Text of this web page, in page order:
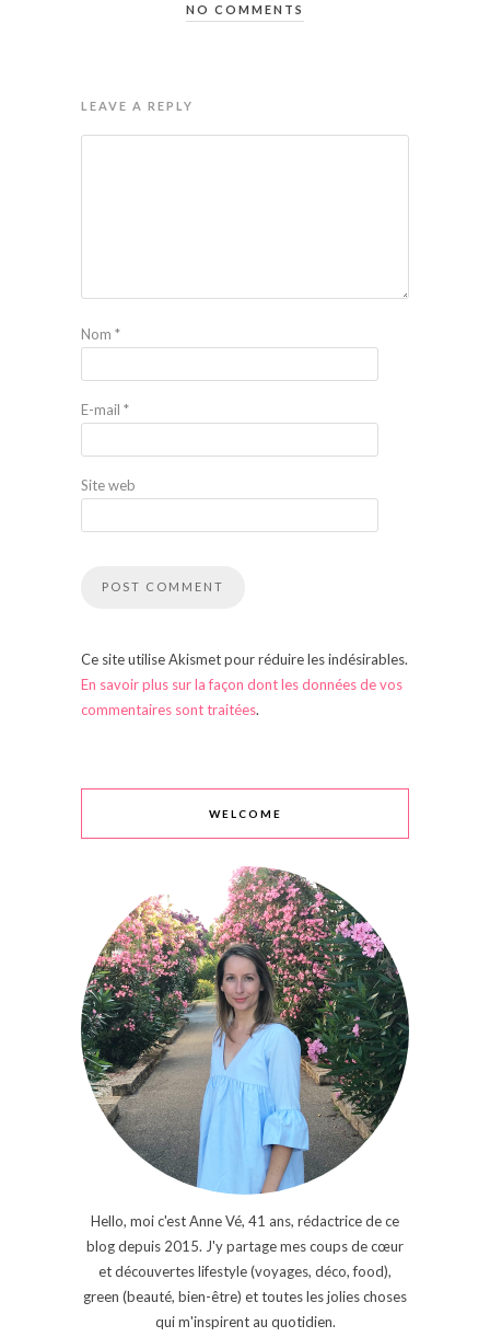
NO COMMENTS
LEAVE A REPLY
Nom *
E-mail *
Site web
Ce site utilise Akismet pour réduire les indésirables.
En savoir plus sur la façon dont les données de vos
commentaires sont traitées.
WELCOME
Hello, moi c'est Anne Vé, 41 ans, rédactrice de ce
blog depuis 2015. J'y partage mes coups de cœur
et découvertes lifestyle (voyages, déco, food),
green (beauté, bien-être) et toutes les jolies choses
qui m'inspirent au quotidien.